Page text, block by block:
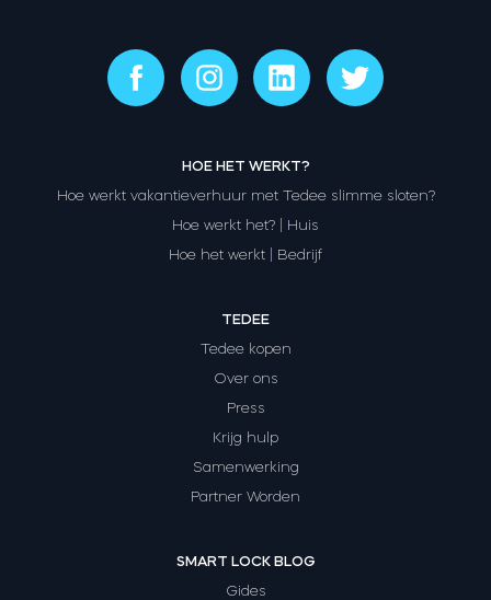
HOE HET WERKT?
Hoe werkt vakantieverhuur met Tedee slimme sloten?
Hoe werkt het? | Huis
Hoe het werkt | Bedrijf
TEDEE
Tedee kopen
Over ons
Press
Krijg hulp
Samenwerking
Partner Worden
SMART LOCK BLOG
Gides